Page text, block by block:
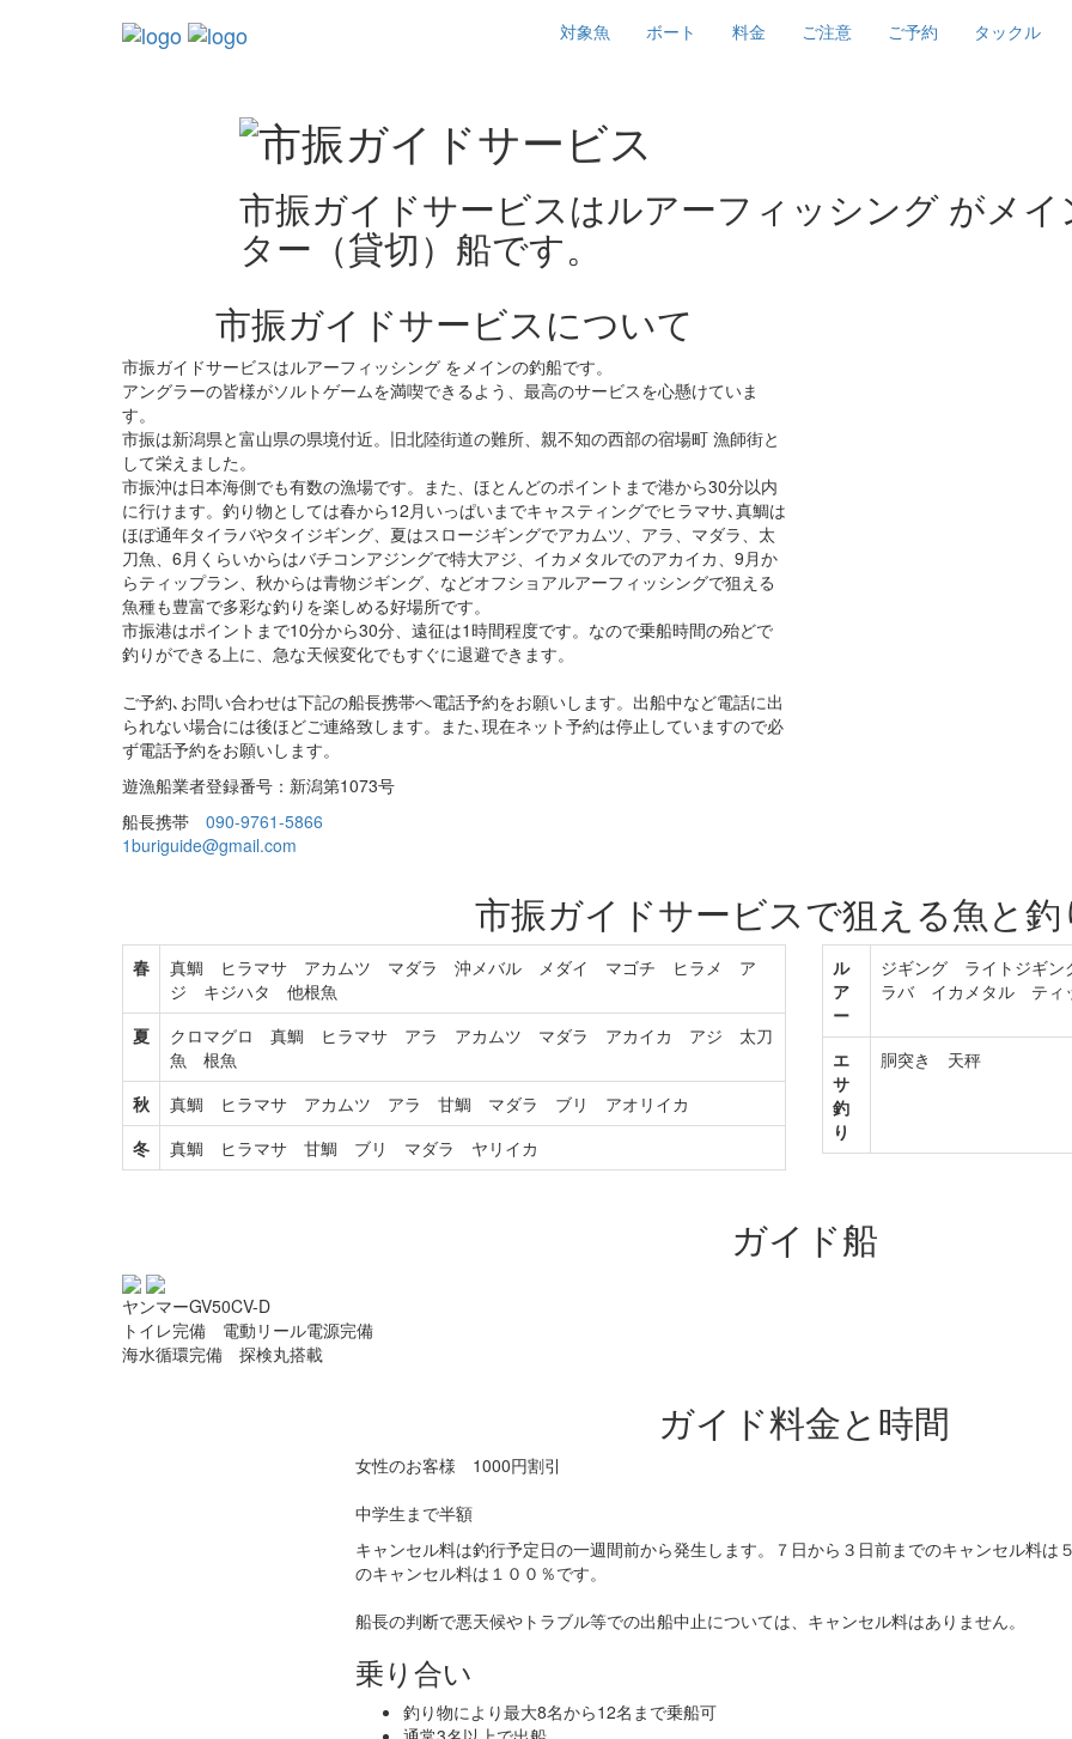
対象魚 ボート 料金 ご注意 ご予約 タックル
市振ガイドサービスはルアーフィッシング がメ
ター（貸切）船です。
市振ガイドサービスについて
市振ガイドサービスはルアーフィッシング をメインの釣船です。
アングラーの皆様がソルトゲームを満喫できるよう、最高のサービスを心懸けていま
す。
市振は新潟県と富山県の県境付近。旧北陸街道の難所、親不知の西部の宿場町 漁師街と
して栄えました。
市振沖は日本海側でも有数の漁場です。また、ほとんどのポイントまで港から30分以内
に行けます。釣り物としては春から12月いっぱいまでキャスティングでヒラマサ､真鯛は
ほぼ通年タイラバやタイジギング、夏はスロージギングでアカムツ、アラ、マダラ、太
刀魚、6月くらいからはバチコンアジングで特大アジ、イカメタルでのアカイカ、9月か
らティップラン、秋からは青物ジギング、などオフショアルアーフィッシングで狙える
魚種も豊富で多彩な釣りを楽しめる好場所です。
市振港はポイントまで10分から30分、遠征は1時間程度です。なので乗船時間の殆どで
釣りができる上に、急な天候変化でもすぐに退避できます。
ご予約､お問い合わせは下記の船長携帯へ電話予約をお願いします。出船中など電話に出
られない場合には後ほどご連絡致します。また､現在ネット予約は停止していますので必
ず電話予約をお願いします。
遊漁船業者登録番号：新潟第1073号
船長携帯 090-9761-5866
1buriguide@gmail.com
市振ガイドサービスで狙える魚と釣
春
真鯛 ヒラマサ アカムツ マダラ 沖メバル メダイ マゴチ ヒラメ ア
ジ キジハタ 他根魚
夏
クロマグロ 真鯛 ヒラマサ アラ アカムツ マダラ アカイカ アジ 太刀
魚 根魚
秋
真鯛 ヒラマサ アカムツ アラ 甘鯛 マダラ ブリ アオリイカ
冬
真鯛 ヒラマサ 甘鯛 ブリ マダラ ヤリイカ
ル
ア
ー
ジギング ライトジギ
ラバ イカメタル ティ
エ
サ
釣
り
胴突き 天秤
ガイド船
ヤンマーGV50CV-D
トイレ完備 電動リール電源完備
海水循環完備 探検丸搭載
ガイド料金と時間
女性のお客様 1000円割引
中学生まで半額
キャンセル料は釣行予定日の一週間前から発生します。７日から３日前までのキャンセル料は
のキャンセル料は１００％です。
船長の判断で悪天候やトラブル等での出船中止については、キャンセル料はありません。
乗り合い
釣り物により最大8名から12名まで乗船可